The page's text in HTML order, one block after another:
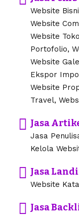
Website
Website
Website
Portofolio,
Website
Ekspor
Website
Travel,
Jasa
Jasa
Kelola
Jasa
Website
Jasa